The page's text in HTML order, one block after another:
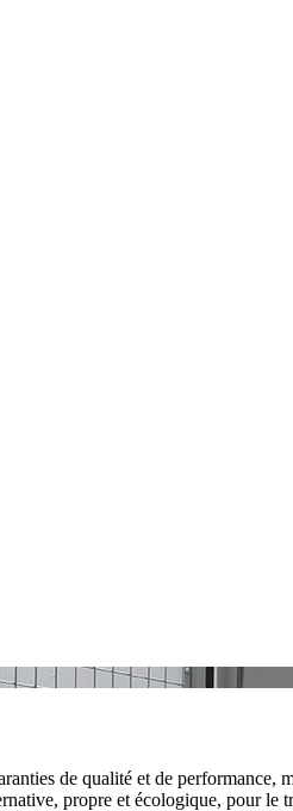
de qualité et de performance,
propre et écologique, pour le